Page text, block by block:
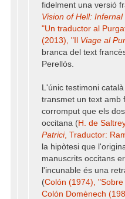
fidelment una versió
Vision of Hell: Infernal
"Un traductor al
(2013), "Il Viage al
branca del text
Perellós.
L'únic testimoni
transmet un text amb
corromput que els
occitana (H. de
Patrici, Traductor:
la hipòtesi que
manuscrits occitans
l'incunable és una
(Colón (1974),
Colón Domènech